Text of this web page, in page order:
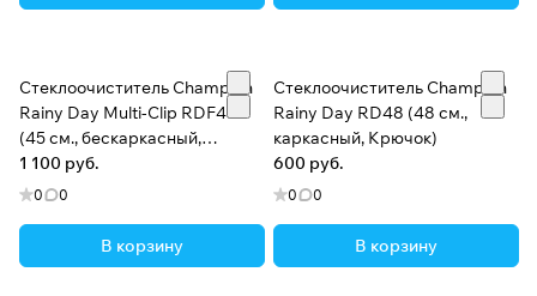
Стеклоочиститель Champion
Rainy Day Multi-Clip RDF45
(45 см., бескаркасный,
Универсальный)
1 100 руб.
0 0
В корзину
Стеклоочиститель Champion
Rainy Day RD48 (48 см.,
каркасный, Крючок)
600 руб.
0 0
В корзину